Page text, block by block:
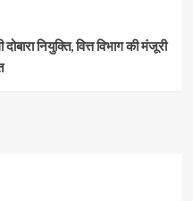
नियुक्ति, वित्त विभाग की मंजूरी